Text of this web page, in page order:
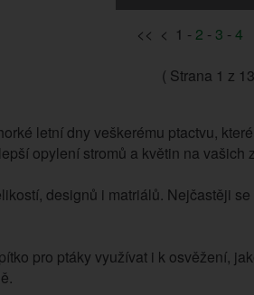
<< < 1 - 2 - 3 - 4
( Strana 1 z
letní dny veškerému ptactvu,
opylení stromů a květin na vašich
designů i matriálů. Nejčastěji se
pro ptáky využívat i k osvěžení,